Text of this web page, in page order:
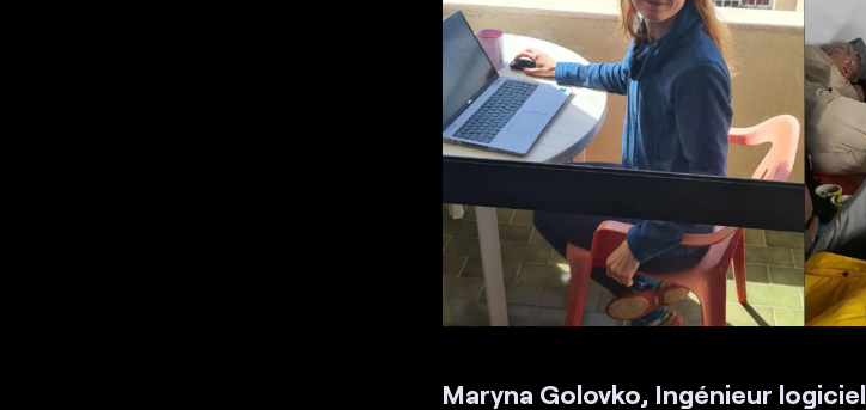
Maryna Golovko, Ingénieur logiciel